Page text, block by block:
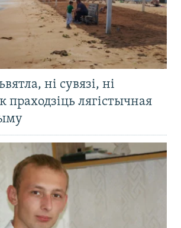
ні сувязі, ні
праходзіць лягістычная